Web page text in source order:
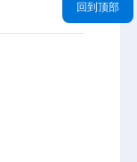
回到顶部